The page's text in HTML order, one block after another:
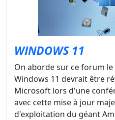
WINDOWS 11
On aborde sur ce forum
Windows 11 devrait être
Microsoft lors d'une
avec cette mise à jour
d'exploitation du géant